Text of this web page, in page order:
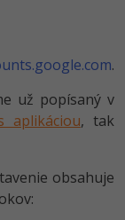
.
už popísaný v
aplikáciou, tak
obsahuje